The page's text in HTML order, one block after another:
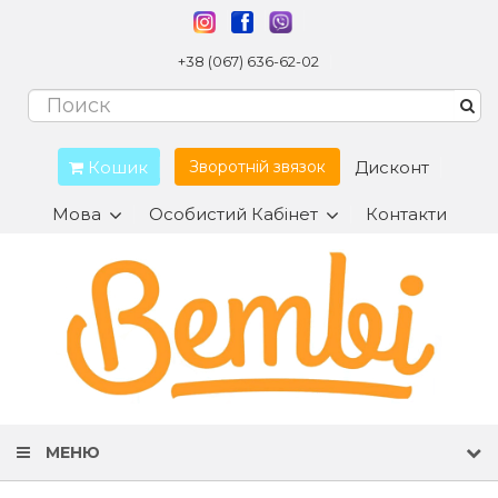
+38 (067) 636-62-02
Кошик Зворотній звязок Дисконт
Мова Особистий Кабінет Контакти
МЕНЮ